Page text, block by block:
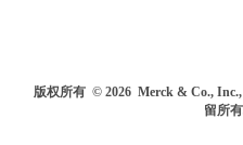
版权所有 © 2026 Merck & Co.,
留所有